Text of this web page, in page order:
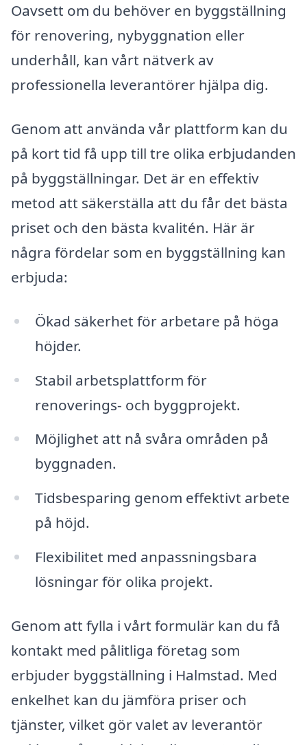
Oavsett om du behöver en byggställning
för renovering, nybyggnation eller
underhåll, kan vårt nätverk av
professionella leverantörer hjälpa dig.
Genom att använda vår plattform kan du
på kort tid få upp till tre olika erbjudanden
på byggställningar. Det är en effektiv
metod att säkerställa att du får det bästa
priset och den bästa kvalitén. Här är
några fördelar som en byggställning kan
erbjuda:
Ökad säkerhet för arbetare på höga
höjder.
Stabil arbetsplattform för
renoverings- och byggprojekt.
Möjlighet att nå svåra områden på
byggnaden.
Tidsbesparing genom effektivt arbete
på höjd.
Flexibilitet med anpassningsbara
lösningar för olika projekt.
Genom att fylla i vårt formulär kan du få
kontakt med pålitliga företag som
erbjuder byggställning i Halmstad. Med
enkelhet kan du jämföra priser och
tjänster, vilket gör valet av leverantör